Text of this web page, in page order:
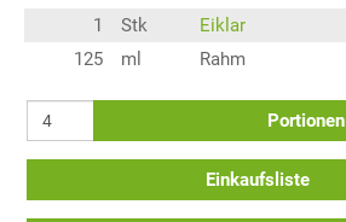
1
Stk
Eiklar
125
ml Rahm
Portionen
Einkaufsliste